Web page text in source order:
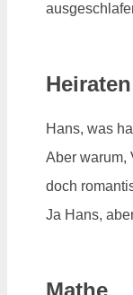
Heiraten
Hans, was
Aber warum,
doch
Ja Hans,
Mathe